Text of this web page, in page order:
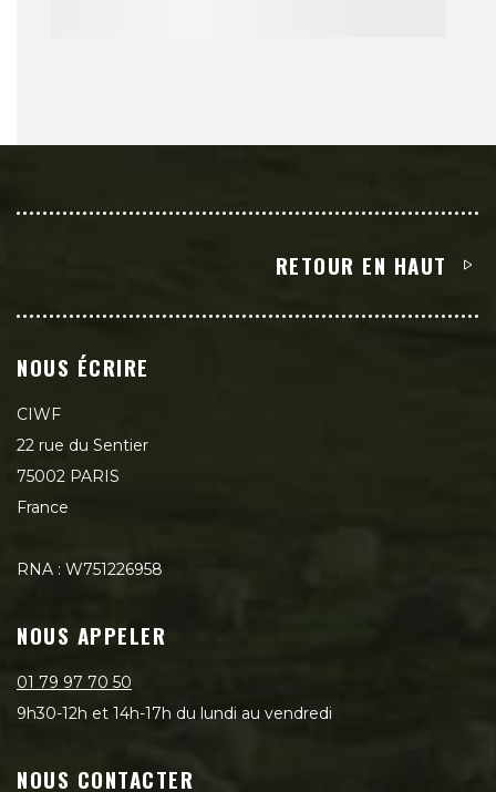
RETOUR EN HAUT
NOUS ÉCRIRE
CIWF
22 rue du Sentier
75002 PARIS
France
RNA : W751226958
NOUS APPELER
01 79 97 70 50
9h30-12h et 14h-17h du lundi au vendredi
NOUS CONTACTER